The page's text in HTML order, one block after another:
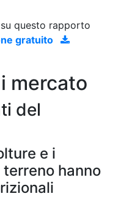
questo rapporto
gratuito
mercato
del
e i
hanno